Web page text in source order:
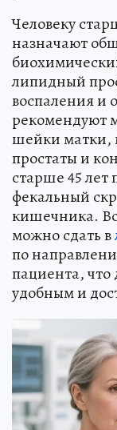
Человеку
назначают
липидный
воспаления и
рекомендуют
шейки матки,
простаты и
старше 45 лет
фекальный
кишечника.
можно сдать в
по
пациента, что
удобным и